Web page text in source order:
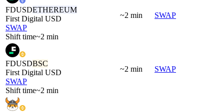
FDUSDETHEREUM
First Digital USD
SWAP
Shift time~2 min
~2 min SWAP
FDUSDBSC
First Digital USD
SWAP
Shift time~2 min
~2 min SWAP